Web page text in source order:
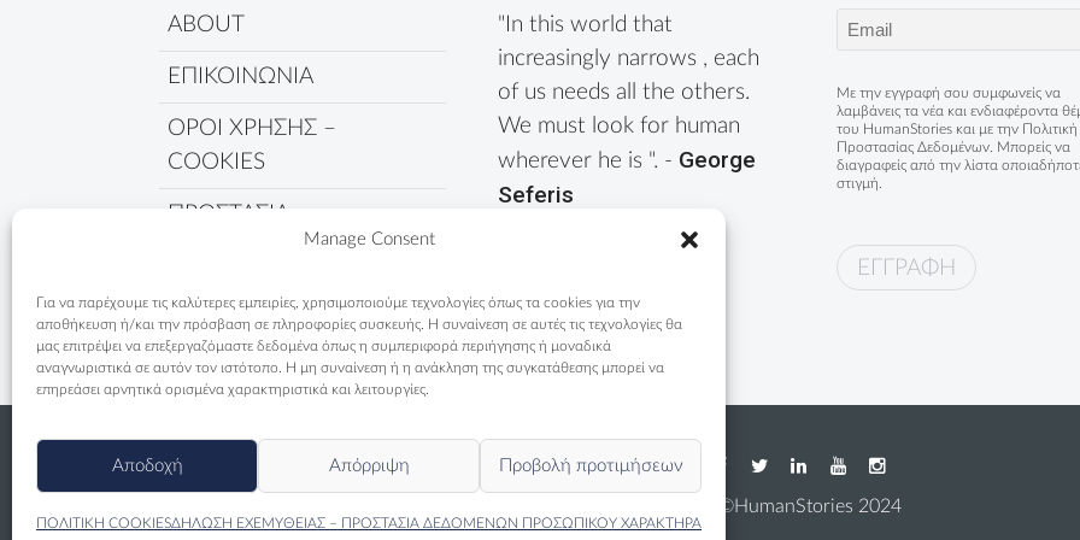
Manage Consent
Για να παρέχουμε τις καλύτερες εμπειρίες, χρησιμοποιούμε τεχνολογίες όπως τα cookies για την
αποθήκευση ή/και την πρόσβαση σε πληροφορίες συσκευής. Η συναίνεση σε αυτές τις τεχνολογίες θα
μας επιτρέψει να επεξεργαζόμαστε δεδομένα όπως η συμπεριφορά περιήγησης ή μοναδικά
αναγνωριστικά σε αυτόν τον ιστότοπο. Η μη συναίνεση ή η ανάκληση της συγκατάθεσης μπορεί να
επηρεάσει αρνητικά ορισμένα χαρακτηριστικά και λειτουργίες.
Αποδοχή Απόρριψη Προβολή προτιμήσεων
ΠΟΛΙΤΙΚΗ COOKIESΔΗΛΩΣΗ ΕΧΕΜΥΘΕΙΑΣ – ΠΡΟΣΤΑΣΙΑ ΔΕΔΟΜΕΝΩΝ ΠΡΟΣΩΠΙΚΟΥ ΧΑΡΑΚΤΗΡΑ
ABOUT
ΕΠΙΚΟΙΝΩΝΙΑ
ΟΡΟΙ ΧΡΗΣΗΣ –
COOKIES
ΠΡΟΣΤΑΣΙΑ
ΔΕΔΟΜΕΝΩΝ
ΠΟΛΙΤΙΚΗ COOKIES
"In this world that
increasingly narrows , each
of us needs all the others.
We must look for human
wherever he is ". - George
Seferis
Email
Με την εγγραφή σου συμφωνείς να
λαμβάνεις τα νέα και ενδιαφέροντα
του HumanStories και με την Πολιτική
Προστασίας Δεδομένων. Μπορείς να
διαγραφείς από την λίστα
στιγμή.
©HumanStories 2024